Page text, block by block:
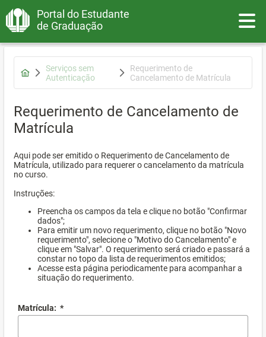
Portal do Estudante
de Graduação
Serviços sem
Autenticação
Requerimento de
Cancelamento de Matrícula
Requerimento de Cancelamento de
Matrícula
Aqui pode ser emitido o Requerimento de Cancelamento de
Matrícula, utilizado para requerer o cancelamento da matrícula
no curso.
Instruções:
Preencha os campos da tela e clique no botão "Confirmar
dados";
Para emitir um novo requerimento, clique no botão "Novo
requerimento", selecione o "Motivo do Cancelamento" e
clique em "Salvar". O requerimento será criado e passará a
constar no topo da lista de requerimentos emitidos;
Acesse esta página periodicamente para acompanhar a
situação do requerimento.
Matrícula: *